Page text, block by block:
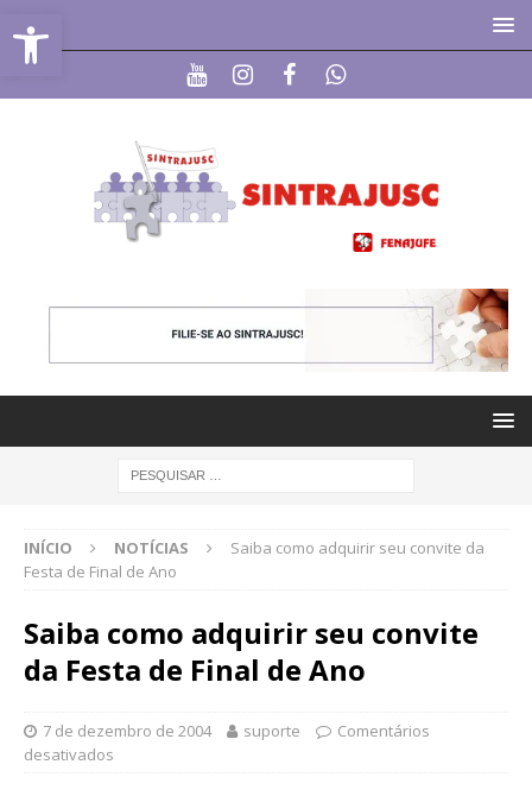
Abrir a barra de ferramentas
INÍCIO NOTÍCIAS
Saiba como adquirir seu convite da
Festa de Final de Ano
Saiba como adquirir seu convite
da Festa de Final de Ano
7 de dezembro de 2004 suporte
Comentários
desativados